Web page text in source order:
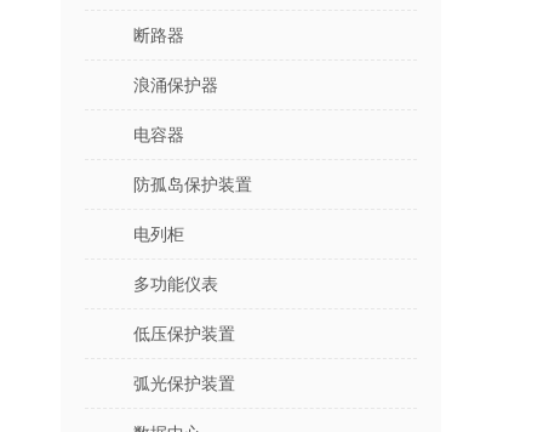
断路器
浪涌保护器
电容器
防孤岛保护装置
电列柜
多功能仪表
低压保护装置
弧光保护装置